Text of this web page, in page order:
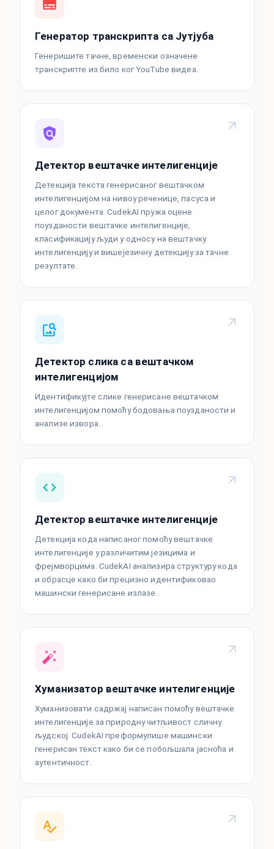
Генератор транскрипта са Јутјуба
Генеришите тачне, временски означене
транскрипте из било ког YouTube видеа.
Детектор вештачке интелигенције
Детекција текста генерисаног вештачком
интелигенцијом на нивоу реченице, пасуса и
целог документа. CudekAI пружа оцене
поузданости вештачке интелигенције,
класификацију људи у односу на вештачку
интелигенцију и вишејезичну детекцију за тачне
резултате.
Детектор слика са вештачком
интелигенцијом
Идентификујте слике генерисане вештачком
интелигенцијом помоћу бодовања поузданости и
анализе извора.
Детектор вештачке интелигенције
Детекција кода написаног помоћу вештачке
интелигенције у различитим језицима и
фрејмворцима. CudekAI анализира структуру кода
и обрасце како би прецизно идентификовао
машински генерисане излазе.
Хуманизатор вештачке интелигенције
Хуманизовати садржај написан помоћу вештачке
интелигенције за природну читљивост сличну
људској. CudekAI преформулише машински
генерисан текст како би се побољшала јасноћа и
аутентичност.